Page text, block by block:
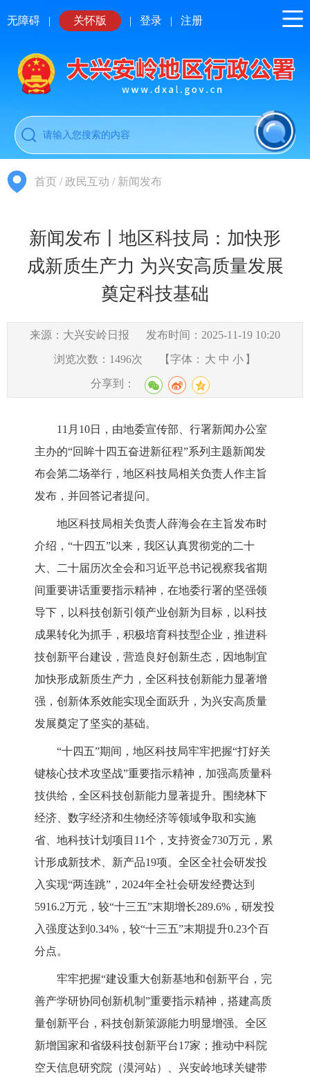
无障碍 | 关怀版 | 登录 | 注册
首页 /政民互动 / 新闻发布
新闻发布丨地区科技局：加快形
成新质生产力 为兴安高质量发展
奠定科技基础
来源：大兴安岭日报 发布时间：2025-11-19 10:20
浏览次数： 1496次 【字体： 大 中 小 】
分享到：
11月 10日， 由地委宣传部、行署新闻办公室
主办的“回眸十四五奋进新征程”系列主题新闻发
布会第二场举行， 地区科技局相关负责人作主旨
发布，并回答记者提问。
地区科技局相关负责人 薛海会在主旨发布时
介绍， “十四五”以来，我区认真贯彻党的二十
大、二十届历次全会和习近平总书记视察我省期
间重要讲话重要指示精神，在地委行署的坚强领
导下，以科技创新引领产业创新为目标，以科技
成果转化为抓手，积极培育科技型企业，推进科
技创新平台建设，营造良好创新生态，因地制宜
加快形成新质生产力，全区科技创新能力显著增
强，创新体系效能实现全面跃升，为兴安高质量
发展奠定了坚实的基础。
“十四五”期间，地区科技局牢牢把握“打好关
键核心技术攻坚战”重要指示精神，加强高质量科
技供给，全区科技创新能力显著提升。围绕林下
经济、数字经济和生物经济等领域争取和实施
省、地科技计划项目 11个，支持资金730万元，累
计形成新技术、新产品19项。全区全社会研发投
入实现“两连跳”，2024年全社会研发经费达到
5916.2万元，较“十三五”末期增长289.6%，研发投
入强度达到0.34%，较“十三五”末期提升0.23个百
分点。
牢牢把握“建设重大创新基地和创新平台，完
善产学研协同创新机制”重要指示精神，搭建高质
量创新平台，科技创新策源能力明显增强。全区
新增国家和省级科技创新平台17家；推动中科院
空天信息研究院（漠河站）、兴安岭地球关键带